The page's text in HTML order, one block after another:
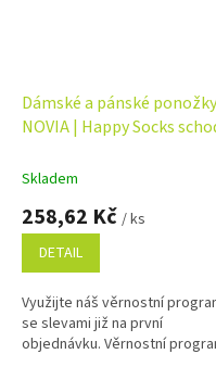
Dámské a pánské ponožky
NOVIA | Happy Socks
Skladem
258,62 Kč / ks
DETAIL
Využijte náš věrnostní
se slevami již na první
objednávku. Věrnostní